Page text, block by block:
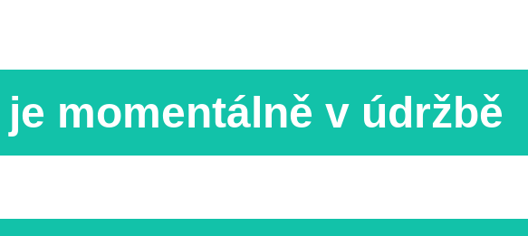
je momentálně v údržbě